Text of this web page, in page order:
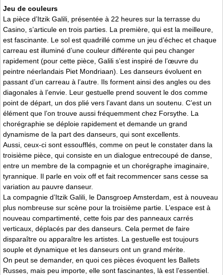
Jeu de couleurs
La pièce d’Itzik Galili, présentée à 22 heures sur la terrasse du
Casino, s’articule en trois parties. La première, qui est la meilleure,
est fascinante. Le sol est quadrillé comme un jeu d’échec et chaque
carreau est illuminé d’une couleur différente qui peu changer
rapidement (pour cette pièce, Galili s’est inspiré de l’œuvre du
peintre néerlandais Piet Mondriaan). Les danseurs évoluent en
passant d’un carreau à l’autre. Ils forment ainsi des angles ou des
diagonales à l’envie. Leur gestuelle prend souvent le dos comme
point de départ, un dos plié vers l’avant dans un soutenu. C’est un
élément que l’on trouve aussi fréquemment chez Forsythe. La
chorégraphie se déploie rapidement et demande un grand
dynamisme de la part des danseurs, qui sont excellents.
Aussi, ceux-ci sont essoufflés, comme on peut le constater dans la
troisième pièce, qui consiste en un dialogue entrecoupé de danse,
entre un membre de la compagnie et un chorégraphe imaginaire,
tyrannique. Il parle en voix off et fait recommencer sans cesse sa
variation au pauvre danseur.
La compagnie d’Itzik Galili, le Dansgroep Amsterdam, est à nouveau
plus nombreuse sur scène pour la troisième partie. L’espace est à
nouveau compartimenté, cette fois par des panneaux carrés
verticaux, déplacés par des danseurs. Cela permet de faire
disparaître ou apparaître les artistes. La gestuelle est toujours
souple et dynamique et les danseurs ont un grand mérite.
On peut se demander, en quoi ces pièces évoquent les Ballets
Russes, mais peu importe, elle sont fascinantes, là est l’essentiel.